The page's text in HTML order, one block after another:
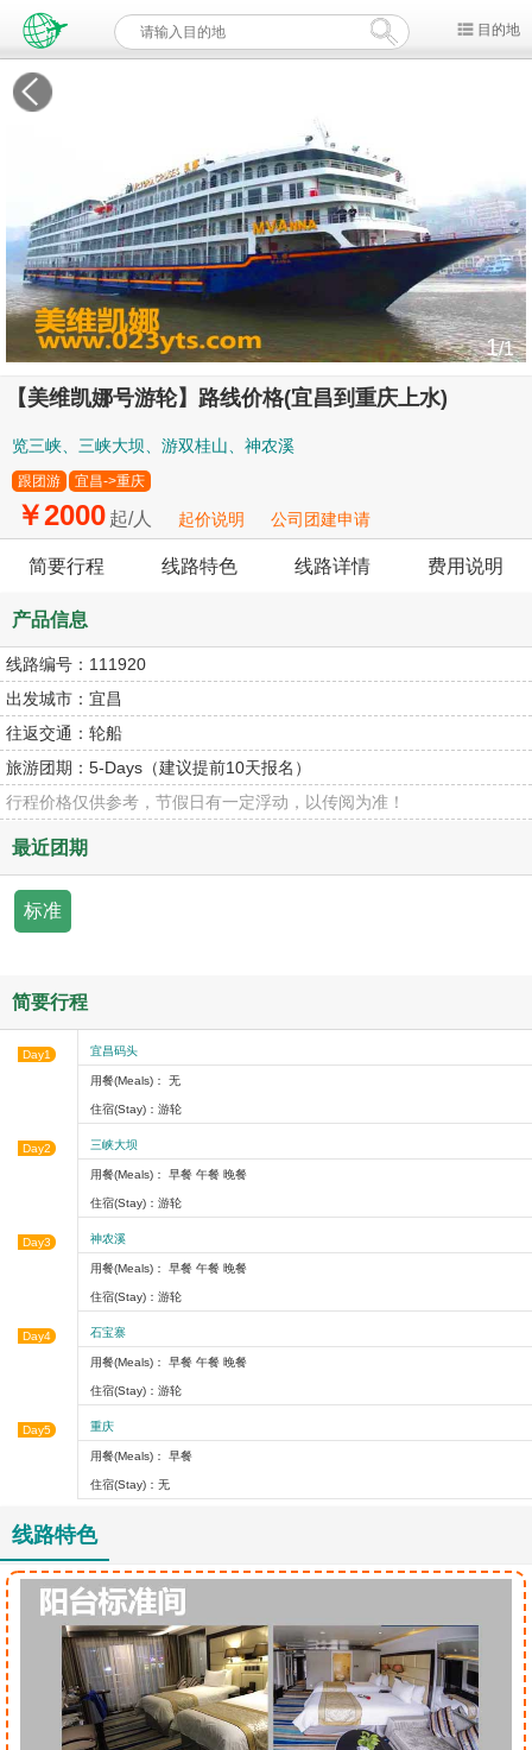
目的地
1/1
【美维凯娜号游轮】路线价格(宜昌到重庆上水)
览三峡、三峡大坝、游双桂山、神农溪
跟团游 宜昌->重庆
￥2000 起/人 起价说明 公司团建申请
简要行程 线路特色 线路详情 费用说明
产品信息
线路编号： 111920
出发城市： 宜昌
往返交通： 轮船
旅游团期： 5-Days（建议提前10天报名）
行程价格仅供参考，节假日有一定浮动，以传阅为准！
最近团期
标准
简要行程
Day1 宜昌码头
用餐(Meals)： 无
住宿(Stay)：游轮
Day2 三峡大坝
用餐(Meals)： 早餐 午餐 晚餐
住宿(Stay)：游轮
Day3 神农溪
用餐(Meals)： 早餐 午餐 晚餐
住宿(Stay)：游轮
Day4 石宝寨
用餐(Meals)： 早餐 午餐 晚餐
住宿(Stay)：游轮
Day5 重庆
用餐(Meals)： 早餐
住宿(Stay)：无
线路特色